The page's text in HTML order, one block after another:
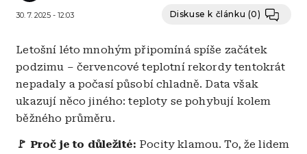
30. 7. 2025 - 12:03 Diskuse k článku (0)
Letošní léto mnohým připomíná spíše začátek
podzimu – červencové teplotní rekordy tentokrát
nepadaly a počasí působí chladně. Data však
ukazují něco jiného: teploty se pohybují kolem
běžného průměru.
🚩 Proč je to důležité: Pocity klamou. To, že lidem